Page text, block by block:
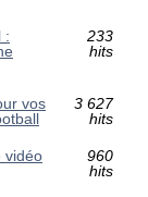
:
233
hits
vos
3 627
hits
vidéo
960
hits